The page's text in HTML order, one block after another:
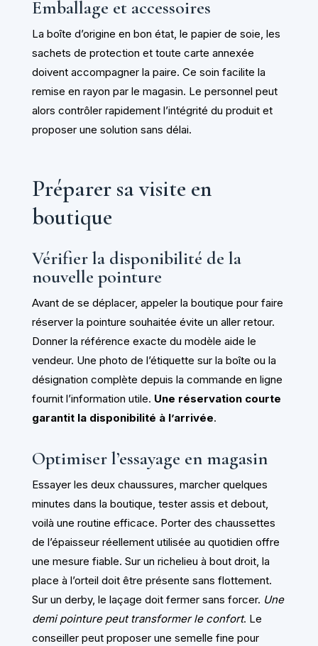
Emballage et accessoires
La boîte d’origine en bon état, le papier de soie, les
sachets de protection et toute carte annexée
doivent accompagner la paire. Ce soin facilite la
remise en rayon par le magasin. Le personnel peut
alors contrôler rapidement l’intégrité du produit et
proposer une solution sans délai.
Préparer sa visite en
boutique
Vérifier la disponibilité de la
nouvelle pointure
Avant de se déplacer, appeler la boutique pour faire
réserver la pointure souhaitée évite un aller retour.
Donner la référence exacte du modèle aide le
vendeur. Une photo de l’étiquette sur la boîte ou la
désignation complète depuis la commande en ligne
fournit l’information utile. Une réservation courte
garantit la disponibilité à l’arrivée.
Optimiser l’essayage en magasin
Essayer les deux chaussures, marcher quelques
minutes dans la boutique, tester assis et debout,
voilà une routine efficace. Porter des chaussettes
de l’épaisseur réellement utilisée au quotidien offre
une mesure fiable. Sur un richelieu à bout droit, la
place à l’orteil doit être présente sans flottement.
Sur un derby, le laçage doit fermer sans forcer. Une
demi pointure peut transformer le confort. Le
conseiller peut proposer une semelle fine pour